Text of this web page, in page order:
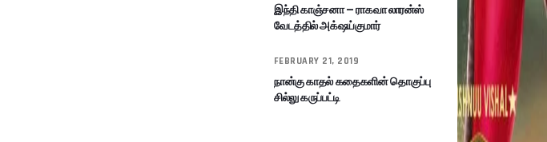
இந்தி காஞ்சனா – ராகவா லாரன்ஸ்
வேடத்தில் அக்‌ஷய்குமார்
FEBRUARY 21, 2019
நான்கு காதல் கதைகளின் தொகுப்பு
சில்லு கருப்பட்டி